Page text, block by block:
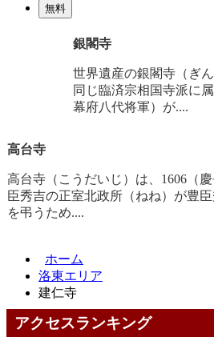
無料
銀閣寺
世界遺産の銀閣寺（ぎ
同じ臨済宗相国寺派に
幕府八代将軍）が....
高台寺
高台寺（こうだいじ）は、1606（
臣秀吉の正室北政所（ねね）が豊
を弔うため....
ホーム
洛東エリア
建仁寺
アクセスランキング